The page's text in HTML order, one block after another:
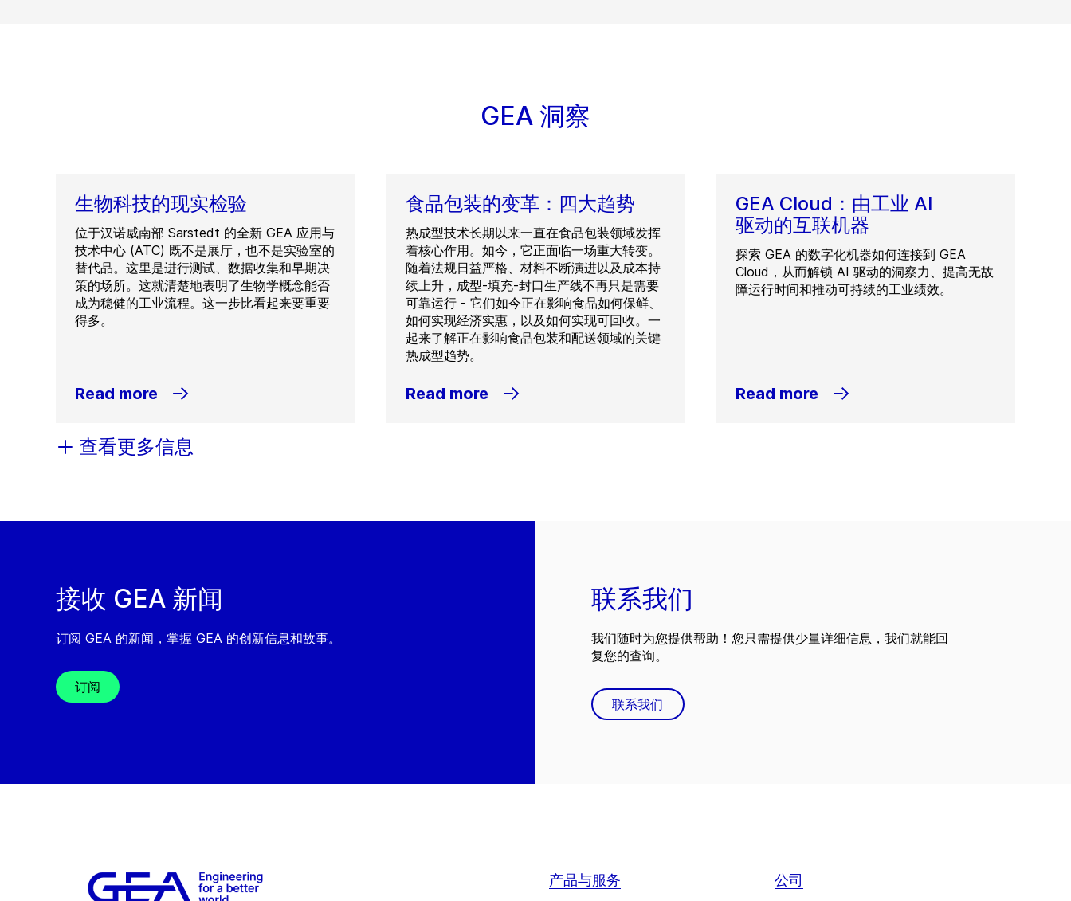
GEA 洞察
生物科技的现实检验
位于汉诺威南部 Sarstedt 的全新 GEA 应用与
技术中心 (ATC) 既不是展厅，也不是实验室的
替代品。这里是进行测试、数据收集和早期决
策的场所。这就清楚地表明了生物学概念能否
成为稳健的工业流程。这一步比看起来要重要
得多。
Read more
食品包装的变革：四大趋势
热成型技术长期以来一直在食品包装领域发挥
着核心作用。如今，它正面临一场重大转变。
随着法规日益严格、材料不断演进以及成本持
续上升，成型-填充-封口生产线不再只是需要
可靠运行 - 它们如今正在影响食品如何保鲜、
如何实现经济实惠，以及如何实现可回收。一
起来了解正在影响食品包装和配送领域的关键
热成型趋势。
Read more
GEA Cloud：由工业 AI
驱动的互联机器
探索 GEA 的数字化机器如何连接到 GEA
Cloud，从而解锁 AI 驱动的洞察力、提高无故
障运行时间和推动可持续的工业绩效。
Read more
查看更多信息
接收 GEA 新闻
订阅 GEA 的新闻，掌握 GEA 的创新信息和故事。
订阅
联系我们
我们随时为您提供帮助！您只需提供少量详细信息，我们就能回
复您的查询。
联系我们
产品与服务 公司